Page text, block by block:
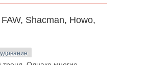
Shacman, Howo,